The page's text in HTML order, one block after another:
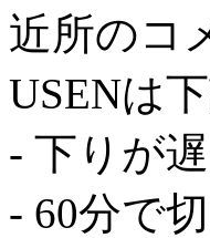
近所のコ
USENは
- 下りが
- 60分で